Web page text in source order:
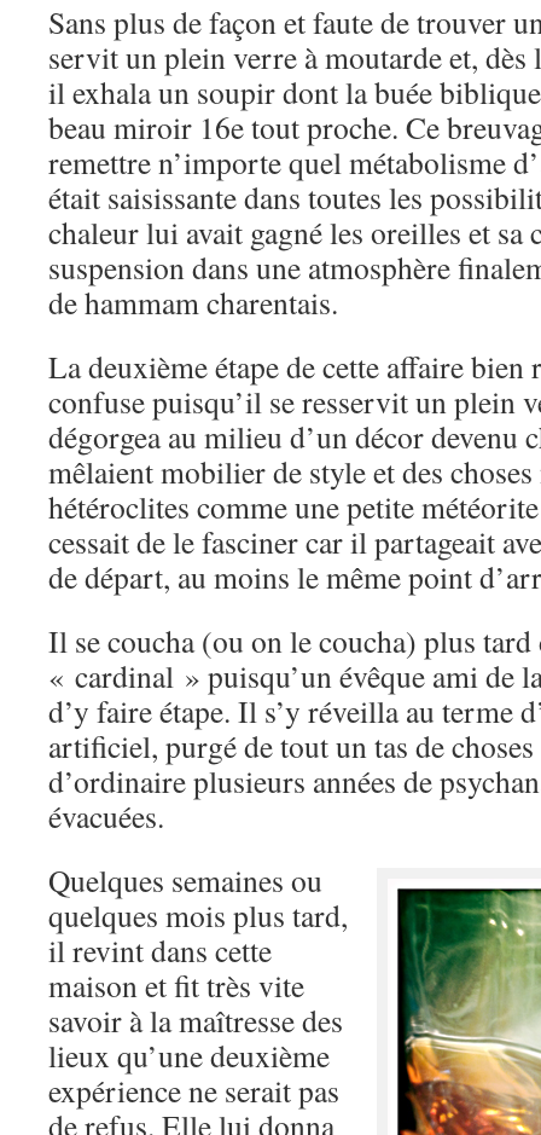
Sans plus de façon et faute de trouver
servit un plein verre à moutarde et,
il exhala un soupir dont la buée
beau miroir 16e tout proche. Ce
remettre n’importe quel métabolisme
était saisissante dans toutes les
chaleur lui avait gagné les oreilles et sa
suspension dans une atmosphère
de hammam charentais.
La deuxième étape de cette affaire bien
confuse puisqu’il se resservit un plein
dégorgea au milieu d’un décor devenu
mêlaient mobilier de style et des
hétéroclites comme une petite
cessait de le fasciner car il partageait
de départ, au moins le même point
Il se coucha (ou on le coucha) plus
« cardinal » puisqu’un évêque ami de
d’y faire étape. Il s’y réveilla au terme
artificiel, purgé de tout un tas de
d’ordinaire plusieurs années de
évacuées.
Quelques semaines ou
quelques mois plus tard,
il revint dans cette
maison et fit très vite
savoir à la maîtresse des
lieux qu’une deuxième
expérience ne serait pas
de refus. Elle lui donna